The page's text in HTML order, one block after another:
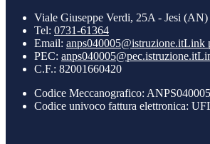
Viale Giuseppe Verdi, 25A - Jesi
Tel: 0731-61364
Email: anps040005@istruzione.itLink
PEC: anps040005@pec.istruzione.it
C.F.: 82001660420
Codice Meccanografico: ANPS040005
Codice univoco fattura elettronica: